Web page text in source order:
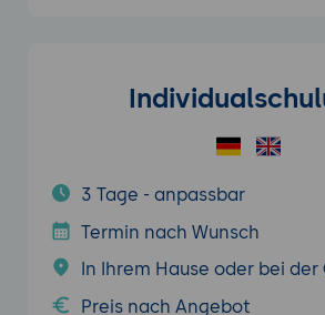
3 Tage - anpassbar
Termin nach Wunsch
In Ihrem Hause oder bei der
Preis nach Angebot